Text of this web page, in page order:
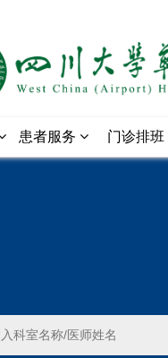
患者服务 门诊排班